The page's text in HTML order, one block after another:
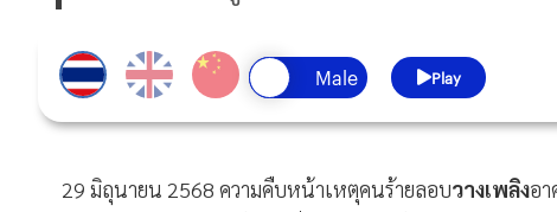
Play
29 มิถุนายน 2568 ความคืบหน้าเหตุคนร้ายลอบวางเพลิงอ